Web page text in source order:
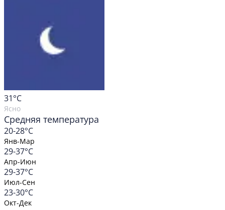
31°C
Ясно
Средняя температура
20-28°C
Янв-Мар
29-37°C
Апр-Июн
29-37°C
Июл-Сен
23-30°C
Окт-Дек